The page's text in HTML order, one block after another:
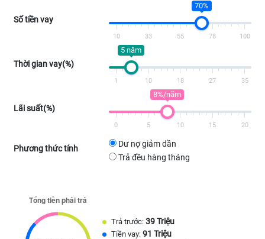
Số tiền vay
70%
10 33 55 78 100
Thời gian vay(%)
5 năm
1 10 18 27 35
Lãi suất(%)
8%/năm
0 5 10 15 20
Phương thức tính
Dư nợ giảm dần
Trả đều hàng tháng
Trả trước: 39 Triệu
Tiền vay: 91 Triệu